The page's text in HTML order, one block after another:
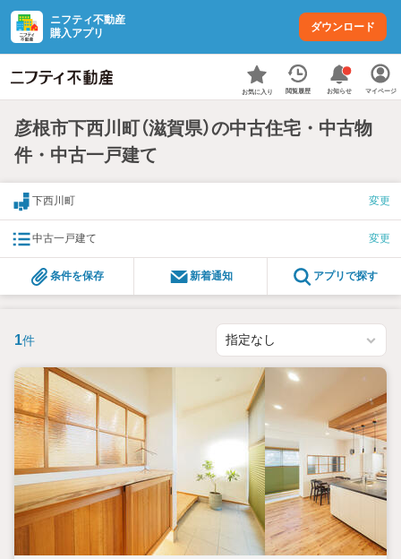
ニフティ不動産
購入アプリ
ダウンロード
お気に入り 閲覧履歴 お知らせ マイページ
彦根市下西川町（滋賀県）の中古住宅・中古物
件・中古一戸建て
下西川町 変更
中古一戸建て 変更
条件を保存 新着通知 アプリで探す
1件